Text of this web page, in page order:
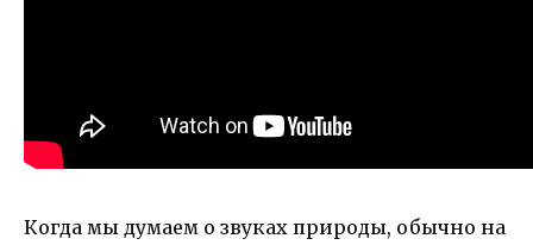
Когда мы думаем о звуках природы, обычно на